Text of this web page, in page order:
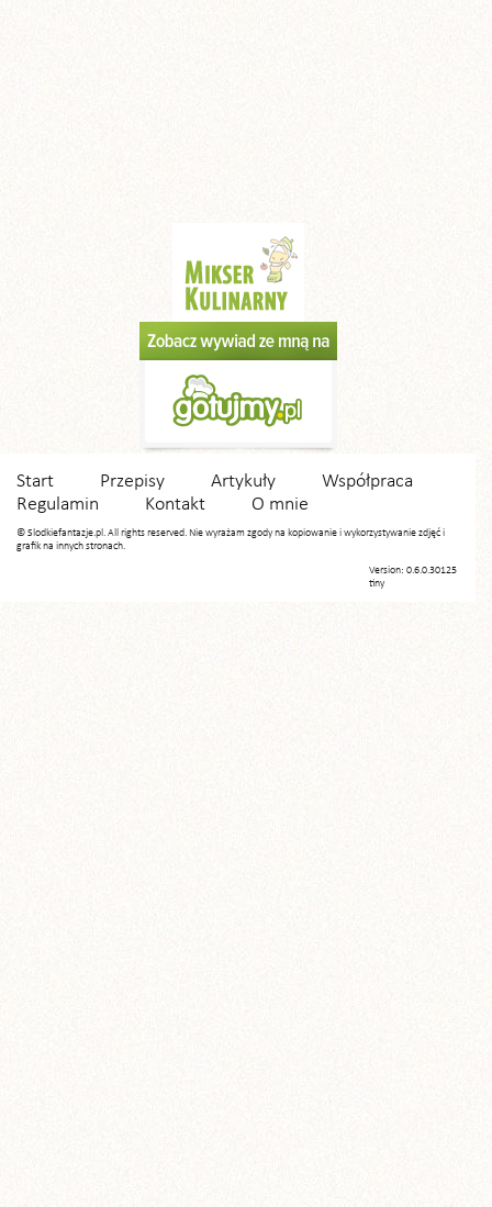
Start Przepisy Artykuły
Współpraca
Regulamin
Kontakt O mnie
© Slodkiefantazje.pl. All rights reserved. Nie wyrażam zgody na kopiowanie i wykorzystywanie zdjęć i
grafik na innych stronach.
Version: 0.6.0.30125
tiny